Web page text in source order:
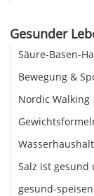
Gesunder
Säure-Basen-
Bewegung &
Nordic Walking
Wasserhaushalt
Salz ist gesund
gesund-